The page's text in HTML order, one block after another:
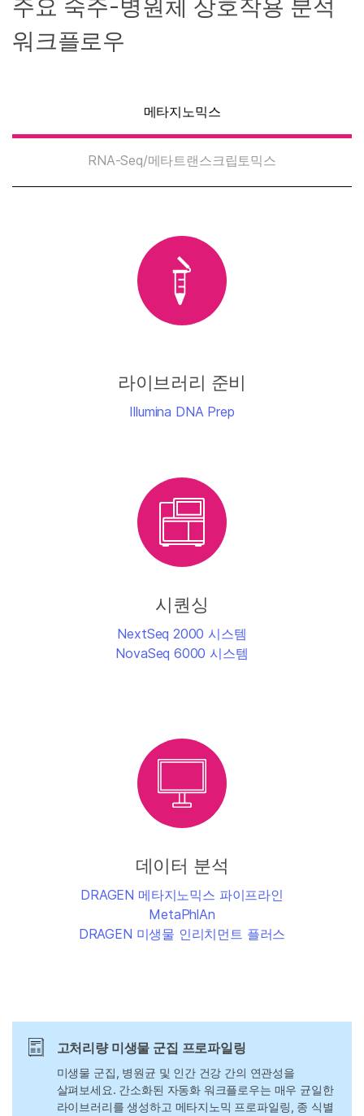
주요 숙주-병원체 상호작용 분석
워크플로우
메타지노믹스
RNA-Seq/메타트랜스크립토믹스
라이브러리 준비
Illumina DNA Prep
시퀀싱
NextSeq 2000 시스템
NovaSeq 6000 시스템
데이터 분석
DRAGEN 메타지노믹스 파이프라인
MetaPhlAn
DRAGEN 미생물 인리치먼트 플러스
고처리량 미생물 군집 프로파일링
미생물 군집, 병원균 및 인간 건강 간의 연관성을
살펴보세요. 간소화된 자동화 워크플로우는 매우 균일한
라이브러리를 생성하고 메타지노믹 프로파일링, 종 식별